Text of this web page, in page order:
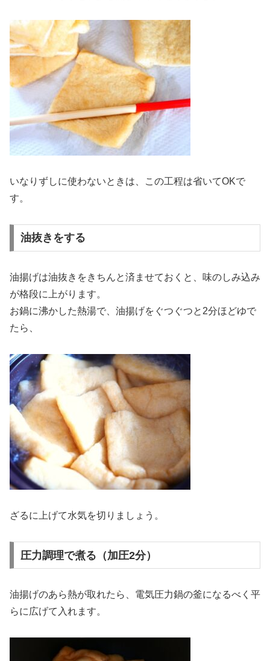
いなりずしに使わないときは、この工程は省いてOKで
す。
油抜きをする
油揚げは油抜きをきちんと済ませておくと、味のしみ込み
が格段に上がります。
お鍋に沸かした熱湯で、油揚げをぐつぐつと2分ほどゆで
たら、
ざるに上げて水気を切りましょう。
圧力調理で煮る（加圧2分）
油揚げのあら熱が取れたら、電気圧力鍋の釜になるべく平
らに広げて入れます。